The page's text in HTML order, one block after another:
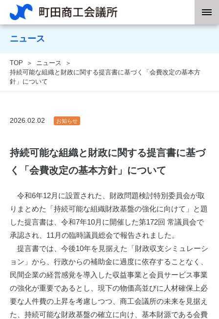
ニュース
TOP
ニュース
持続可能な組織と財政に関する提言書に基づく「会費改定の基本方
針」について
2026.02.02 お知らせ
持続可能な組織と財政に関する提言書に基づ
く「会費改定の基本方針」について
令和6年12月に設置された、財政問題検討特別委員会が取
りまとめた「持続可能な組織財政基盤の強化に向けて」と題
した提言書は、令和7年10月に開催した第172回 常議員会で
承認され、11月の臨時議員総会で報告されました。
提言書では、今後10年を見据えた「財政収支シミュレーシ
ョン」から、行政からの補助金に過度に依存することなく、
民間企業の経営感覚を導入した収益事業と会員サービス事業
の強化が重要であるとし、現下の物価高並びに人材確保上必
要な人件費の上昇を考慮しつつ、商工会議所の未来を見据え
た、持続可能な財政基盤の確立に向け、基本財源である会費